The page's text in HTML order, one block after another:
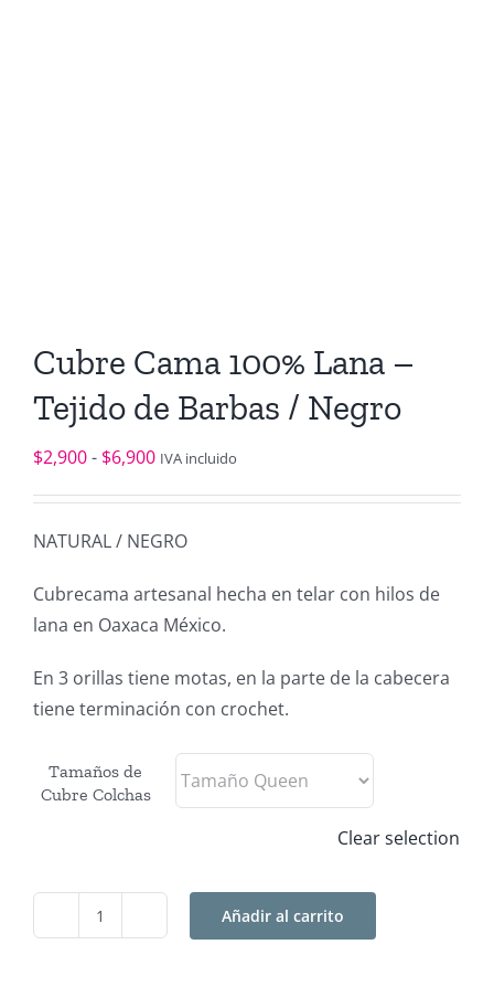
Cubre Cama 100% Lana –
Tejido de Barbas / Negro
$2,900- $6,900Rango
desde
IVA incluido
NATURAL / NEGRO
Cubrecama artesanal hecha en telar con hilos de
lana en Oaxaca México.
En 3 orillas tiene motas, en la parte de la cabecera
tiene terminación con crochet.
Tamaños de
Cubre Colchas
Clear selection
Cubre
Añadir al carrito